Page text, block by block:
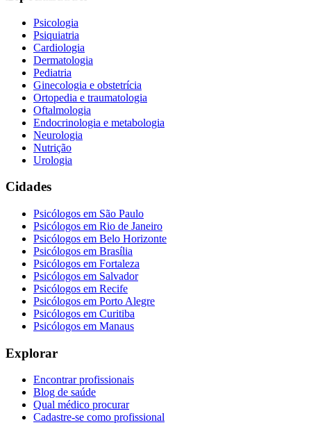
Psicologia
Psiquiatria
Cardiologia
Dermatologia
Pediatria
Ginecologia e obstetrícia
Ortopedia e traumatologia
Oftalmologia
Endocrinologia e metabologia
Neurologia
Nutrição
Urologia
Cidades
Psicólogos em São Paulo
Psicólogos em Rio de Janeiro
Psicólogos em Belo Horizonte
Psicólogos em Brasília
Psicólogos em Fortaleza
Psicólogos em Salvador
Psicólogos em Recife
Psicólogos em Porto Alegre
Psicólogos em Curitiba
Psicólogos em Manaus
Explorar
Encontrar profissionais
Blog de saúde
Qual médico procurar
Cadastre-se como profissional